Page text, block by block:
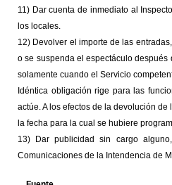
11) Dar cuenta de inmediato al
los locales.
12) Devolver el importe de las
o se suspenda el espectáculo
solamente cuando el Servicio
Idéntica obligación rige para las
actúe. A los efectos de la devolución
la fecha para la cual se hubiere
13) Dar publicidad sin cargo
Comunicaciones de la Intendencia de